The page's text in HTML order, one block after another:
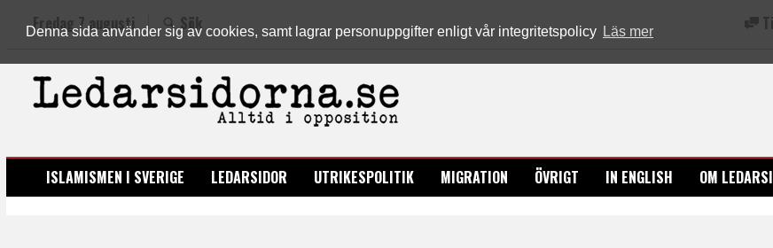
Denna sida använder sig av cookies, samt lagrar personuppgifter enligt vår integritetspolicy Läs mer
Fredag 7 augusti Sök
LEDARSIDORNA.SE
ISLAMISMEN I SVERIGE LEDARSIDOR UTRIKESPOLITIK MIGRATION ÖVRIGT IN ENGLISH OM